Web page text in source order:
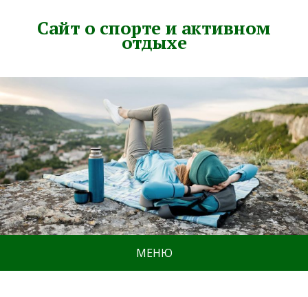
Сайт о спорте и активном
отдыхе
МЕНЮ